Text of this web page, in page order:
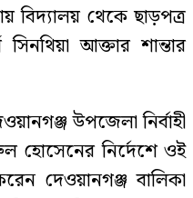
বিদ্যালয় থেকে ছাড়পত্র
সিনথিয়া আক্তার শান্তার
উপজেলা নির্বাহী
হোসেনের নির্দেশে ওই
দেওয়ানগঞ্জ বালিকা